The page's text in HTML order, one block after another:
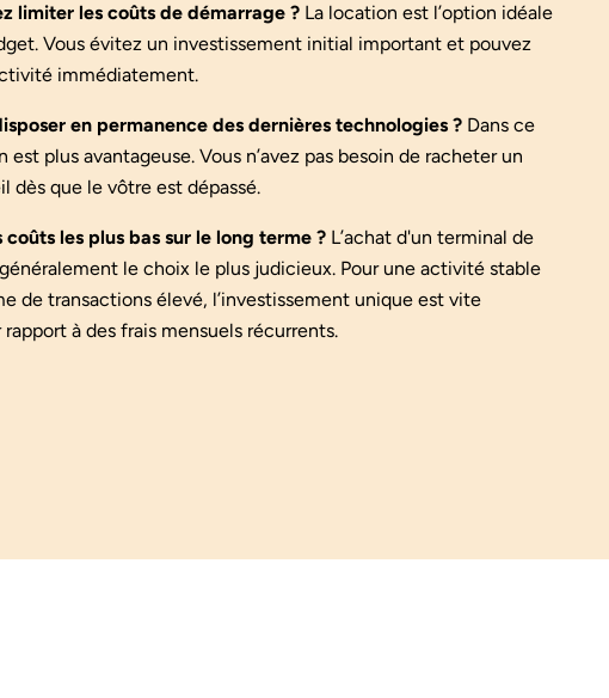
limiter les coûts de démarrage ? La location est l’option idéale
Vous évitez un investissement initial important et pouvez
immédiatement.
en permanence des dernières technologies ? Dans ce
est plus avantageuse. Vous n’avez pas besoin de racheter un
dès que le vôtre est dépassé.
coûts les plus bas sur le long terme ? L’achat d'un terminal de
le choix le plus judicieux. Pour une activité stable
de transactions élevé, l’investissement unique est vite
à des frais mensuels récurrents.